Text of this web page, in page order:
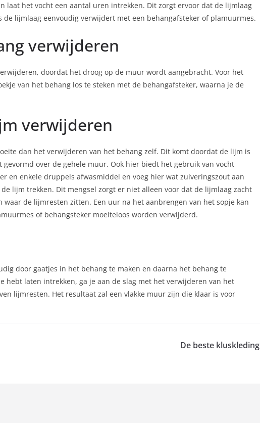
laat het vocht een aantal uren intrekken. Dit zorgt ervoor dat de lijmlaag
de lijmlaag eenvoudig verwijdert met een behangafsteker of plamuurmes.
verwijderen
doordat het droog op de muur wordt aangebracht. Voor het
van het behang los te steken met de behangafsteker, waarna je de
verwijderen
dan het verwijderen van het behang zelf. Dit komt doordat de lijm is
over de gehele muur. Ook hier biedt het gebruik van vocht
en enkele druppels afwasmiddel en voeg hier wat zuiveringszout aan
lijm trekken. Dit mengsel zorgt er niet alleen voor dat de lijmlaag zacht
waar de lijmresten zitten. Een uur na het aanbrengen van het sopje kan
of behangsteker moeiteloos worden verwijderd.
door gaatjes in het behang te maken en daarna het behang te
hebt laten intrekken, ga je aan de slag met het verwijderen van het
lijmresten. Het resultaat zal een vlakke muur zijn die klaar is voor
De beste kluskleding